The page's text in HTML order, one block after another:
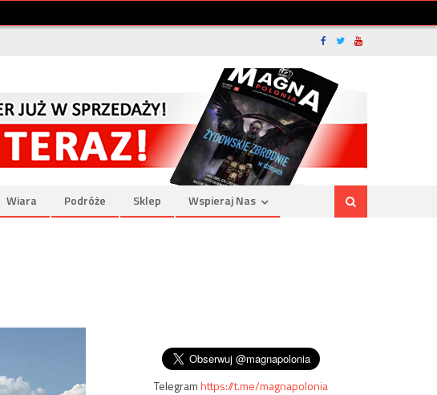
Wiara Podróże Sklep Wspieraj Nas
Telegramhttps://t.me/magnapolonia